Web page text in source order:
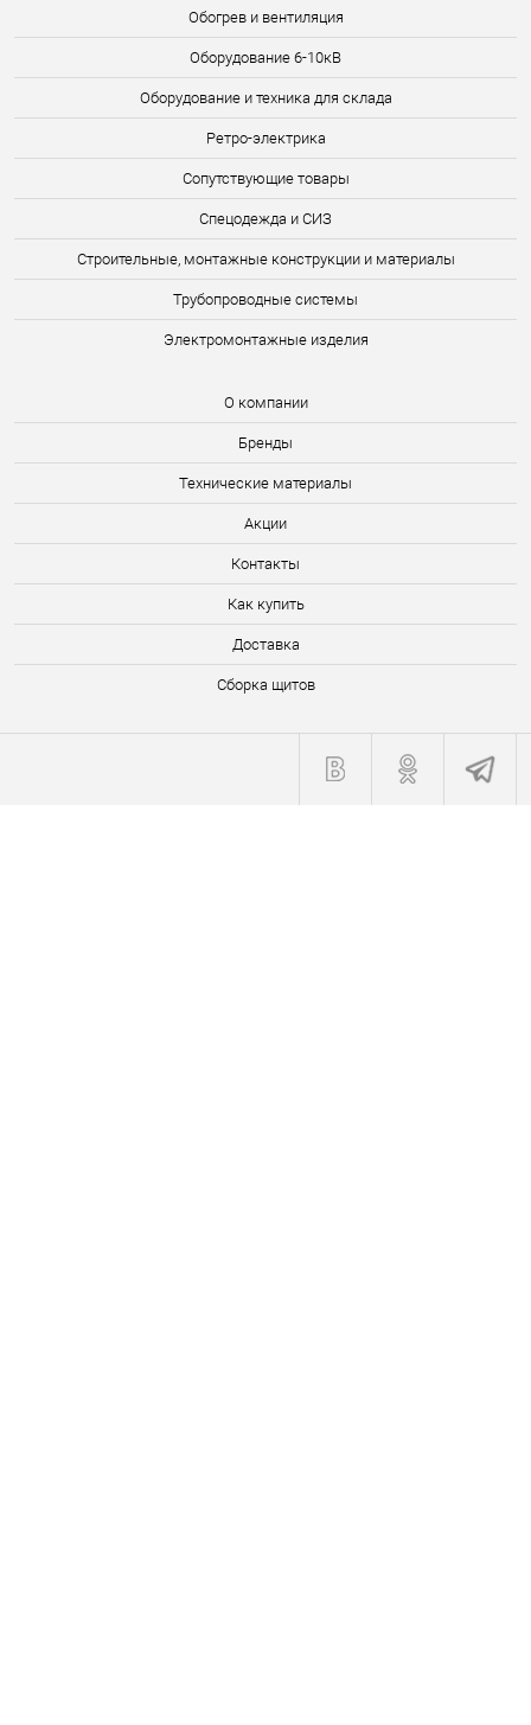
Обогрев и вентиляция
Оборудование 6-10кВ
Оборудование и техника для склада
Ретро-электрика
Сопутствующие товары
Спецодежда и СИЗ
Строительные, монтажные конструкции и материалы
Трубопроводные системы
Электромонтажные изделия
О компании
Бренды
Технические материалы
Акции
Контакты
Как купить
Доставка
Сборка щитов